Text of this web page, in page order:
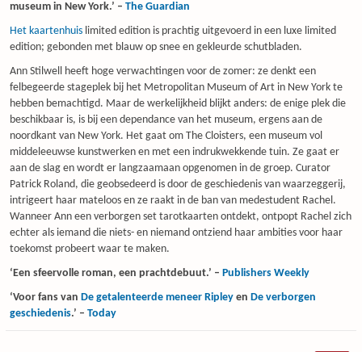
5 5 5 5
museum in New York.’ – The Guardian
Het kaartenhuis limited edition is prachtig uitgevoerd in een luxe limited
edition; gebonden met blauw op snee en gekleurde schutbladen.
Ann Stilwell heeft hoge verwachtingen voor de zomer: ze denkt een
felbegeerde stageplek bij het Metropolitan Museum of Art in New York te
hebben bemachtigd. Maar de werkelijkheid blijkt anders: de enige plek die
beschikbaar is, is bij een dependance van het museum, ergens aan de
noordkant van New York. Het gaat om The Cloisters, een museum vol
middeleeuwse kunstwerken en met een indrukwekkende tuin. Ze gaat er
aan de slag en wordt er langzaamaan opgenomen in de groep. Curator
Patrick Roland, die geobsedeerd is door de geschiedenis van waarzeggerij,
intrigeert haar mateloos en ze raakt in de ban van medestudent Rachel.
Wanneer Ann een verborgen set tarotkaarten ontdekt, ontpopt Rachel zich
echter als iemand die niets- en niemand ontziend haar ambities voor haar
toekomst probeert waar te maken.
‘Een sfeervolle roman, een prachtdebuut.’ – Publishers Weekly
‘Voor fans van De getalenteerde meneer Ripley en De verborgen
geschiedenis.’ – Today